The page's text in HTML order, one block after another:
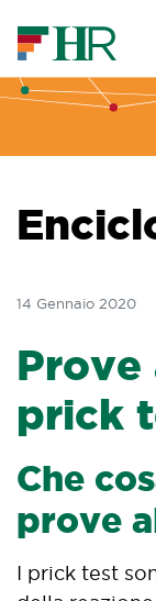
14 Gennaio 2020
Prove
prick
Che
prove
I prick test